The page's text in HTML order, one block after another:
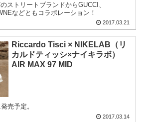
ストリートブランドからGUCCI、
などともコラボレーション！
2017.03.21
Riccardo Tisci × NIKELAB（リ
カルドティッシ×ナイキラボ）
AIR MAX 97 MID
売予定。
2017.03.14